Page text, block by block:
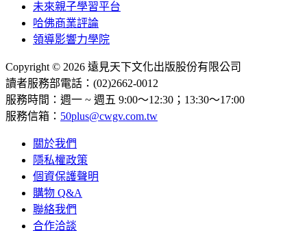
未來親子學習平台
哈佛商業評論
領導影響力學院
Copyright © 2026 遠見天下文化出版股份有限公司
讀者服務部電話：(02)2662-0012
服務時間：週一 ~ 週五 9:00～12:30；13:30～17:00
服務信箱： 50plus@cwgv.com.tw
關於我們
隱私權政策
個資保護聲明
購物 Q&A
聯絡我們
合作洽談